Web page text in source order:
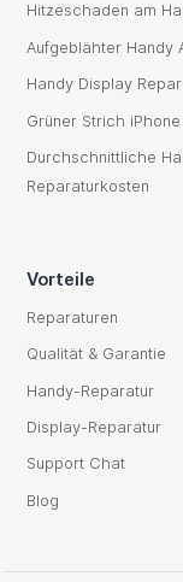
Hitzeschaden am
Aufgeblähter Handy
Handy Display
Grüner Strich
Durchschnittliche
Reparaturkosten
Vorteile
Reparaturen
Qualität & Garantie
Handy-Reparatur
Display-Reparatur
Support Chat
Blog